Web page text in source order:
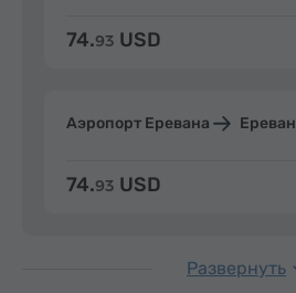
74.93 USD
Аэропорт Еревана Ереван
74.93 USD
Развернуть